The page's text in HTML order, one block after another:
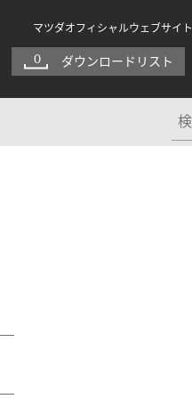
マツダオフィシャルウェブサイト
0 ダウンロードリスト